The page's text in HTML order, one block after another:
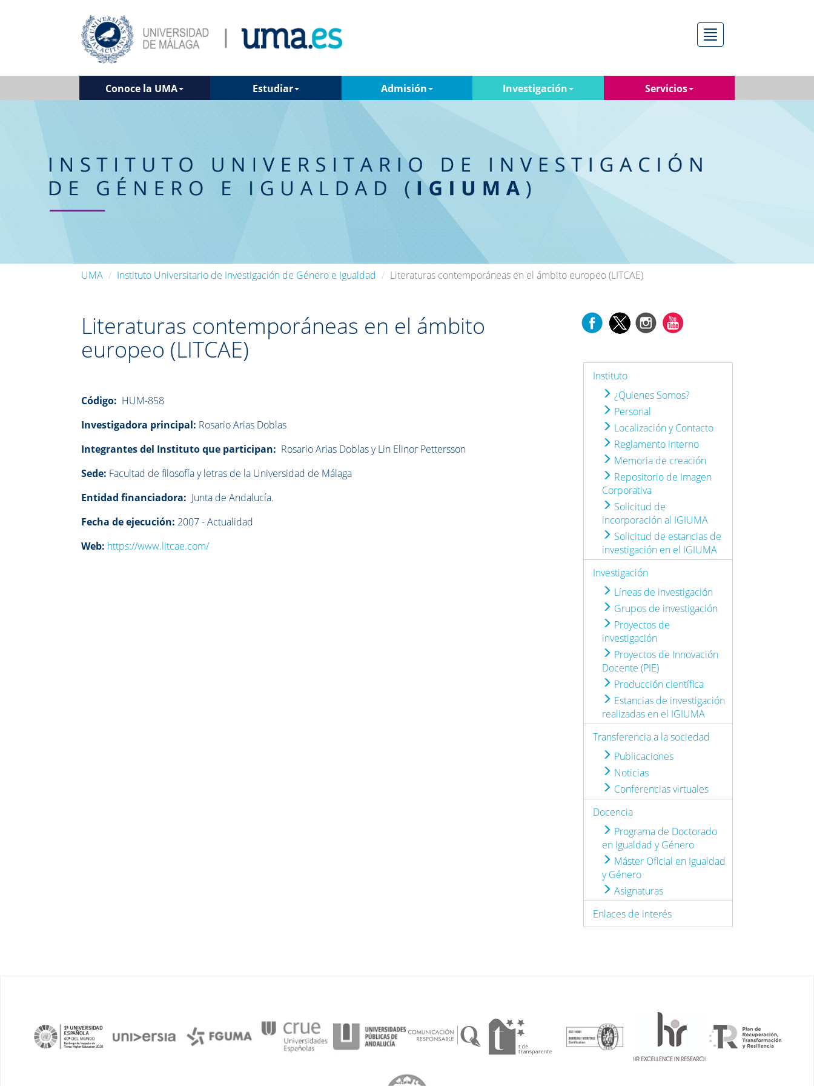
Menú
Conoce la UMA Estudiar Admisión Investigación Servicios
UMA Instituto Universitario de Investigación de Género e Igualdad Literaturas contemporáneas en el ámbito europeo (LITCAE)
Literaturas contemporáneas en el ámbito
europeo (LITCAE)
Código: HUM-858
Investigadora principal: Rosario Arias Doblas
Integrantes del Instituto que participan: Rosario Arias Doblas y Lin Elinor Pettersson
Sede: Facultad de filosofía y letras de la Universidad de Málaga
Entidad financiadora: Junta de Andalucía.
Fecha de ejecución: 2007 - Actualidad
Web: https://www.litcae.com/
Instituto
¿Quienes Somos?
Personal
Localización y Contacto
Reglamento interno
Memoria de creación
Repositorio de Imagen
Corporativa
Solicitud de
incorporación al IGIUMA
Solicitud de estancias de
investigación en el IGIUMA
Investigación
Líneas de investigación
Grupos de investigación
Proyectos de
investigación
Proyectos de Innovación
Docente (PIE)
Producción científica
Estancias de investigación
realizadas en el IGIUMA
Transferencia a la sociedad
Publicaciones
Noticias
Conferencias virtuales
Docencia
Programa de Doctorado
en Igualdad y Género
Máster Oficial en Igualdad
y Género
Asignaturas
Enlaces de interés